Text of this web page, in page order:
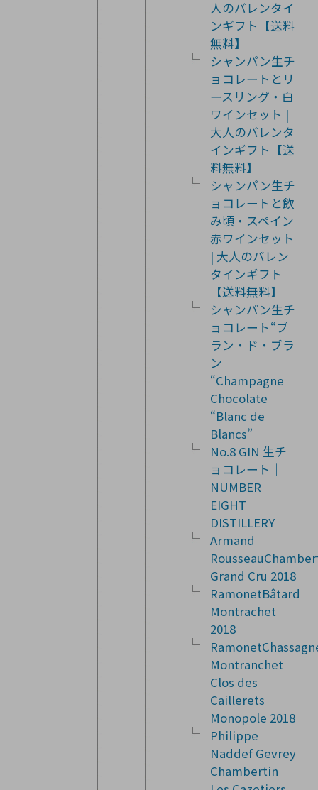
人のバレンタイ
ンギフト【送料
無料】
シャンパン生チ
ョコレートとリ
ースリング・白
ワインセット |
大人のバレンタ
インギフト【送
料無料】
シャンパン生チ
ョコレートと飲
み頃・スペイン
赤ワインセット
| 大人のバレン
タインギフト
【送料無料】
シャンパン生チ
ョコレート“ブ
ラン・ド・ブラ
ン
“Champagne
Chocolate
“Blanc de
Blancs”
No.8 GIN 生チ
ョコレート｜
NUMBER
EIGHT
DISTILLERY
Armand
Grand Cru 2018
RamonetBâtard
Montrachet
2018
Montranchet
Clos des
Caillerets
Monopole 2018
Philippe
Naddef Gevrey
Chambertin